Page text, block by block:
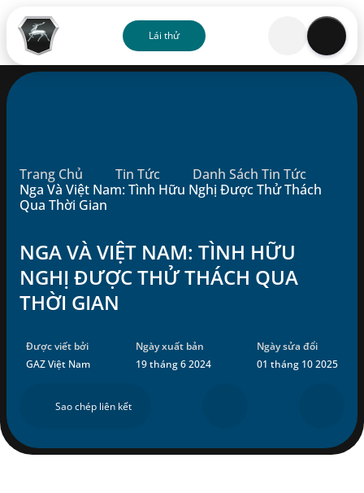
Lái thử
Dịch vụ
Ưu đãi
Blog
Liên hệ
Trang Chủ Tin Tức
Danh Sách Tin Tức
Nga Và Việt Nam: Tình Hữu Nghị Được Thử Thách
Qua Thời Gian
NGA VÀ VIỆT NAM: TÌNH HỮU
NGHỊ ĐƯỢC THỬ THÁCH QUA
THỜI GIAN
Được viết bởi
GAZ Việt Nam
Ngày xuất bản
19 tháng 6 2024
Ngày sửa đổi
01 tháng 10 2025
Sao chép liên kết